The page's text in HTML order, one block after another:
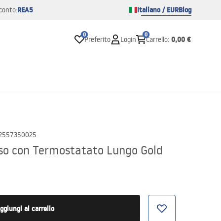
REA5 Italiano / EURBlog
0
Preferito Login
0
Carrello: 0,00 €
con Termostatato Lungo Gold
al carrello